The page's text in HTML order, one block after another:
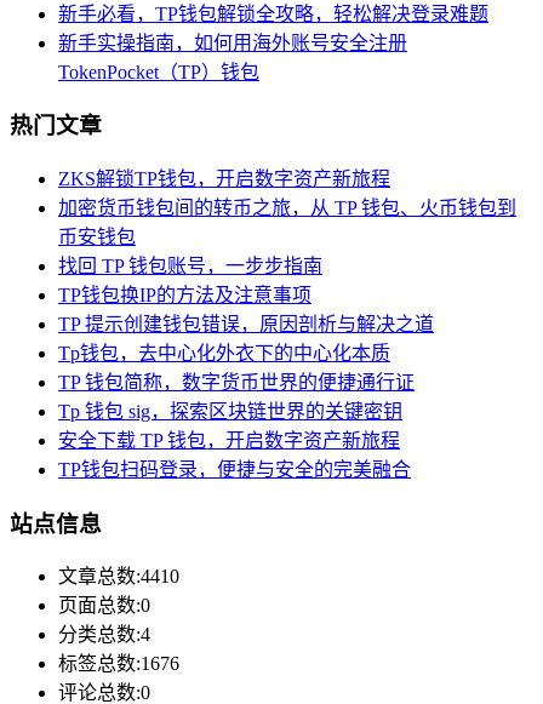
新手必看，TP钱包解锁全攻略，轻松解决登录难题
新手实操指南，如何用海外账号安全注册
TokenPocket（TP）钱包
热门文章
ZKS解锁TP钱包，开启数字资产新旅程
加密货币钱包间的转币之旅，从 TP 钱包、火币钱包到
币安钱包
找回 TP 钱包账号，一步步指南
TP钱包换IP的方法及注意事项
TP 提示创建钱包错误，原因剖析与解决之道
Tp钱包，去中心化外衣下的中心化本质
TP 钱包简称，数字货币世界的便捷通行证
Tp 钱包 sig，探索区块链世界的关键密钥
安全下载 TP 钱包，开启数字资产新旅程
TP钱包扫码登录，便捷与安全的完美融合
站点信息
文章总数:4410
页面总数:0
分类总数:4
标签总数:1676
评论总数:0